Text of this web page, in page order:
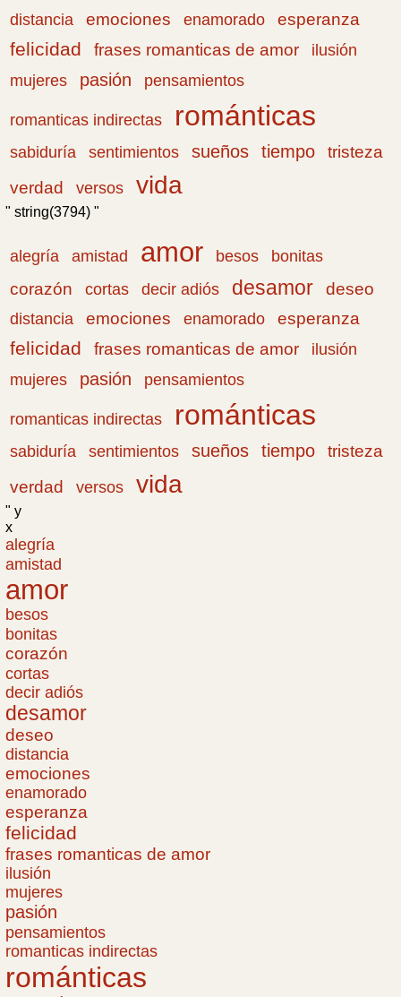
distancia emociones enamorado esperanza
felicidad frases romanticas de amor
ilusión
mujeres
pasión pensamientos
romanticas indirectas románticas
sabiduría sentimientos sueños tiempo
tristeza
verdad
versos vida
" string(3794) "
alegría amistad amor besos
bonitas
corazón
cortas decir adiós desamor deseo
distancia emociones enamorado esperanza
felicidad frases romanticas de amor
ilusión
mujeres
pasión pensamientos
romanticas indirectas románticas
sabiduría sentimientos sueños tiempo
tristeza
verdad
versos vida
" y
x
alegría
amistad
amor
besos
bonitas
corazón
cortas
decir adiós
desamor
deseo
distancia
emociones
enamorado
esperanza
felicidad
frases romanticas de amor
ilusión
mujeres
pasión
pensamientos
romanticas indirectas
románticas